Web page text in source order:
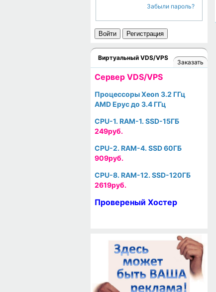
Забыли пароль?
Войти Регистрация
Виртуальный VDS/VPS
Заказать
Cервер VDS/VPS
Процессоры Xeon 3.2 ГГц
AMD Epyc до 3.4 ГГц
CPU-1. RAM-1. SSD-15ГБ
249руб.
CPU-2. RAM-4. SSD 60ГБ
909руб.
CPU-8. RAM-12. SSD-120ГБ
2619руб.
Провереный Хостер